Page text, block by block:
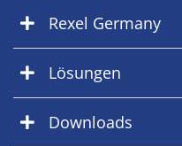
Rexel Germany
Lösungen
Downloads